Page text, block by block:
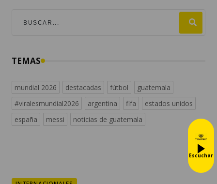
TEMAS
mundial 2026 destacadas fútbol
guatemala
#viralesmundial2026
argentina fifa
estados unidos
españa
messi noticias de guatemala
Escuchar